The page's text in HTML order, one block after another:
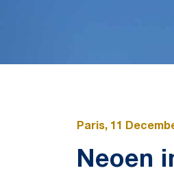
Paris, 11
Neoen